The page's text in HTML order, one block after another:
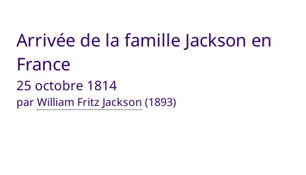
Arrivée de la famille Jackson en
France
25 octobre 1814
parWilliam Fritz Jackson (1893)